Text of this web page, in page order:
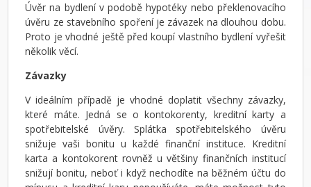
Úvěr na bydlení v podobě hypotéky nebo překlenovacího
úvěru ze stavebního spoření je závazek na dlouhou dobu.
Proto je vhodné ještě před koupí vlastního bydlení vyřešit
několik věcí.
Závazky
V ideálním případě je vhodné doplatit všechny závazky,
které máte. Jedná se o kontokorenty, kreditní karty a
spotřebitelské úvěry. Splátka spotřebitelského úvěru
snižuje vaši bonitu u každé finanční instituce. Kreditní
karta a kontokorent rovněž u většiny finančních institucí
snižují bonitu, neboť i když nechodíte na běžném účtu do